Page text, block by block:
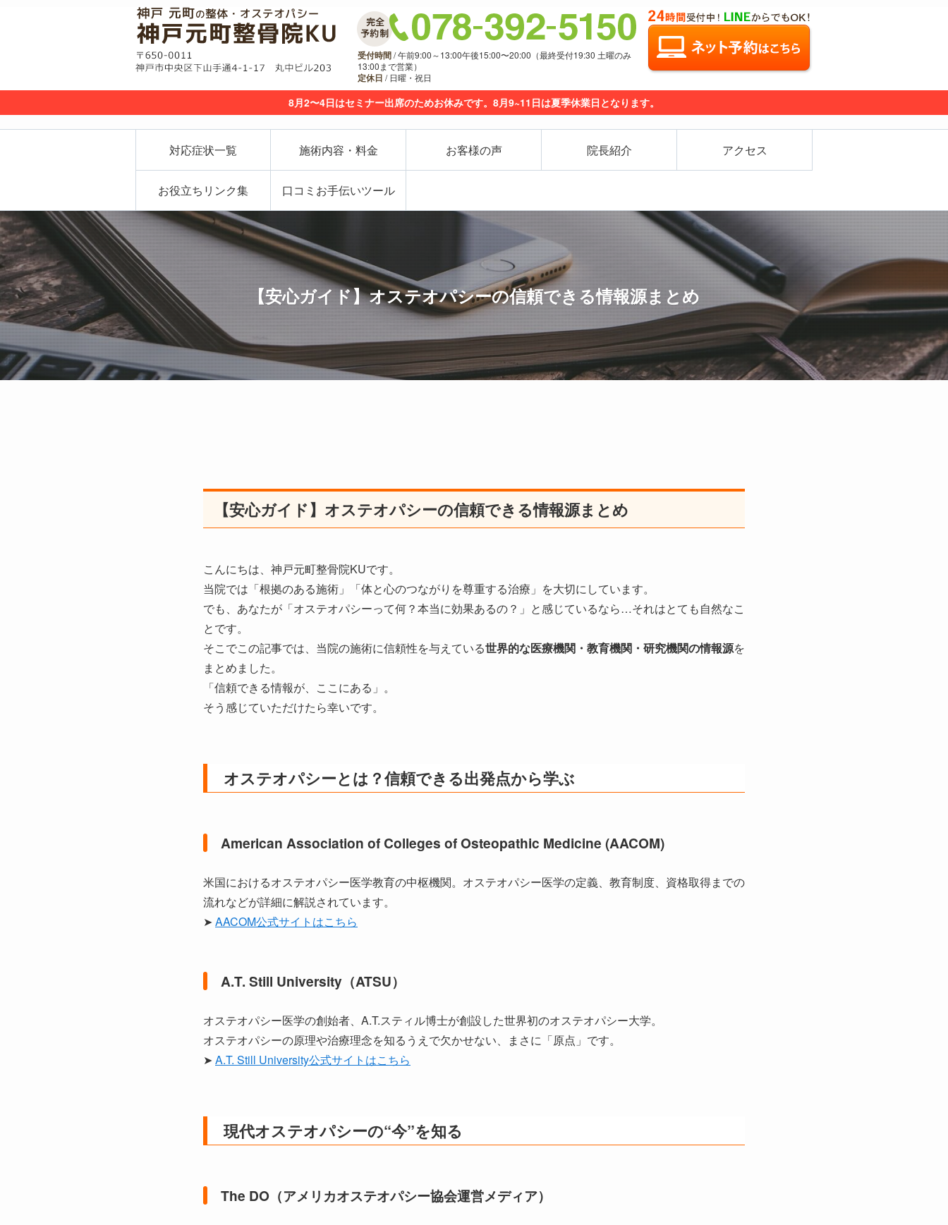
受付時間/ 午前9:00～13:00午後15:00〜20:00（最終受付19:30 土曜のみ
13:00まで営業）
定休日 / 日曜・祝日
8月2〜4日はセミナー出席のためお休みです。8月9~11日は夏季休業日となります。
対応症状一覧 施術内容・料金 お客様の声 院長紹介 アクセス
お役立ちリンク集 口コミお手伝いツール
【安心ガイド】オステオパシーの信頼できる情報源まとめ
【安心ガイド】オステオパシーの信頼できる情報源まとめ
こんにちは、神戸元町整骨院KUです。
当院では「根拠のある施術」「体と心のつながりを尊重する治療」を大切にしています。
でも、あなたが「オステオパシーって何？本当に効果あるの？」と感じているなら…それはとても自然なこ
とです。
そこでこの記事では、当院の施術に信頼性を与えている世界的な医療機関・教育機関・研究機関の情報源を
まとめました。
「信頼できる情報が、ここにある」。
そう感じていただけたら幸いです。
オステオパシーとは？信頼できる出発点から学ぶ
American Association of Colleges of Osteopathic Medicine (AACOM)
米国におけるオステオパシー医学教育の中枢機関。オステオパシー医学の定義、教育制度、資格取得までの
流れなどが詳細に解説されています。
➤ AACOM公式サイトはこちら
A.T. Still University（ATSU）
オステオパシー医学の創始者、A.T.スティル博士が創設した世界初のオステオパシー大学。
オステオパシーの原理や治療理念を知るうえで欠かせない、まさに「原点」です。
➤ A.T. Still University公式サイトはこちら
現代オステオパシーの“今”を知る
The DO（アメリカオステオパシー協会運営メディア）